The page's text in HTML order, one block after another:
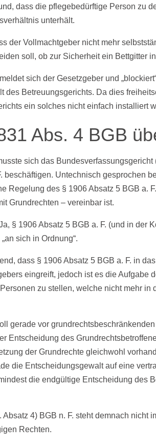
dass die pflegebedürftige Person zu
unterhält.
der Vollmachtgeber nicht mehr
soll, ob zur Sicherheit ein Bettgitter
sich der Gesetzgeber und
des Betreuungsgerichts. Da dies
ein solches nicht einfach installiert
Abs. 4 BGB
sich das
beschäftigen. Untechnisch gesprochen
Regelung des § 1906 Absatz 5 BGB a.
Grundrechten – vereinbar ist.
§ 1906 Absatz 5 BGB a. F. (und in der
sich in Ordnung“.
dass § 1906 Absatz 5 BGB a. F. in
eingreift, jedoch ist es die Aufgabe
zu stellen, welche nicht mehr in
gerade vor
Entscheidung des
der Grundrechte gleichwohl
die Entscheidungsgewalt auf eine
die endgültige Entscheidung des
Absatz 4) BGB n. F. steht demnach nicht
Rechten.